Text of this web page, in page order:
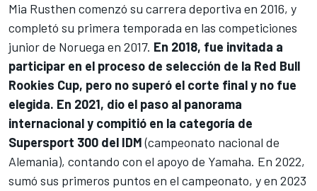
Mia Rusthen comenzó su carrera deportiva en 2016, y
completó su primera temporada en las competiciones
junior de Noruega en 2017. En 2018, fue invitada a
participar en el proceso de selección de la Red Bull
Rookies Cup, pero no superó el corte final y no fue
elegida. En 2021, dio el paso al panorama
internacional y compitió en la categoría de
Supersport 300 del IDM(campeonato nacional de
Alemania), contando con el apoyo de Yamaha. En 2022,
sumó sus primeros puntos en el campeonato, y en 2023